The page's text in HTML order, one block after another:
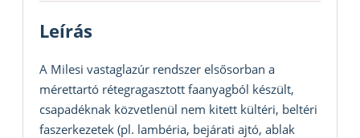
Leírás
A Milesi vastaglazúr rendszer elsősorban a
mérettartó rétegragasztott faanyagból készült,
csapadéknak közvetlenül nem kitett kültéri, beltéri
faszerkezetek (pl. lambéria, bejárati ajtó, ablak